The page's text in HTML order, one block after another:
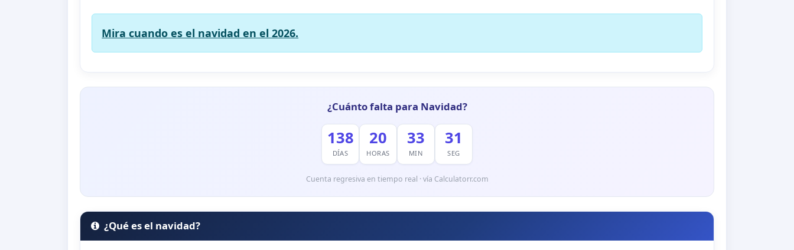
Mira cuando es el navidad en el 2026.
¿Cuánto falta para Navidad?
138
DÍAS
20
HORAS
33
MIN
30
SEG
Cuenta regresiva en tiempo real · vía Calculatorr.com
¿Qué es el navidad?